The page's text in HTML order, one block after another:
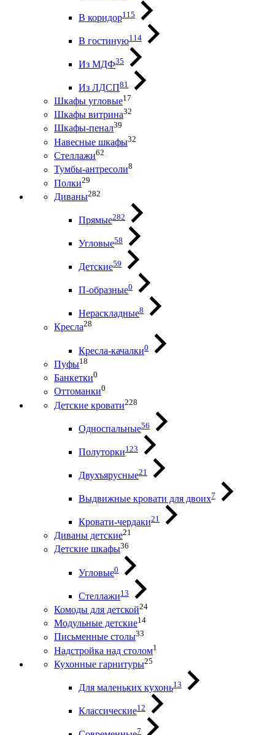
В коридор115
В гостиную114
Из МДФ35
Из ЛДСП81
Шкафы угловые17
Шкафы витрина32
Шкафы-пенал39
Навесные шкафы32
Стеллажи62
Тумбы-антресоли8
Полки29
Диваны282
Прямые282
Угловые58
Детские59
П-образные0
Нераскладные8
Кресла28
Кресла-качалки0
Пуфы18
Банкетки0
Оттоманки0
Детские кровати228
Односпальные56
Полуторки123
Двухъярусные21
Выдвижные кровати для двоих7
Кровати-чердаки21
Диваны детские21
Детские шкафы36
Угловые0
Стеллажи13
Комоды для детской24
Модульные детские14
Письменные столы33
Надстройка над столом1
Кухонные гарнитуры25
Для маленьких кухонь13
Классические12
7